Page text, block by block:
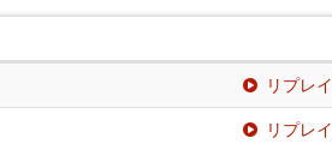
リプレイ
リプレイ